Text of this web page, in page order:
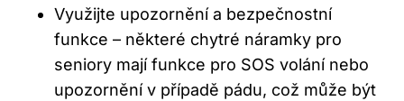
Využijte upozornění a bezpečnostní⁢
funkce – některé⁤ chytré náramky pro‌
seniory mají funkce pro SOS volání nebo
upozornění v případě pádu, což ⁢může být